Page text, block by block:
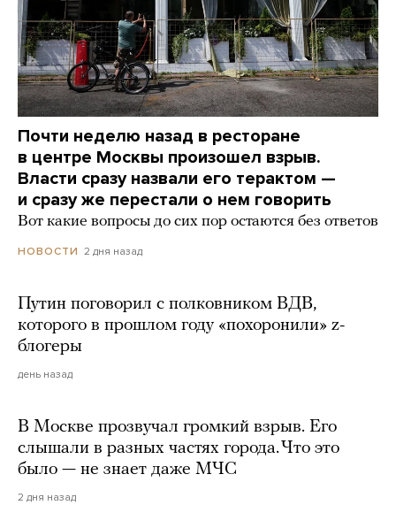
Почти неделю назад в ресторане
в центре Москвы произошел взрыв.
Власти сразу назвали его терактом —
и сразу же перестали о нем говорить
Вот какие вопросы до сих пор остаются без ответов
НОВОСТИ 2 дня назад
Путин поговорил с полковником ВДВ,
которого в прошлом году «похоронили» z-
блогеры
день назад
В Москве прозвучал громкий взрыв. Его
слышали в разных частях города. Что это
было — не знает даже МЧС
2 дня назад